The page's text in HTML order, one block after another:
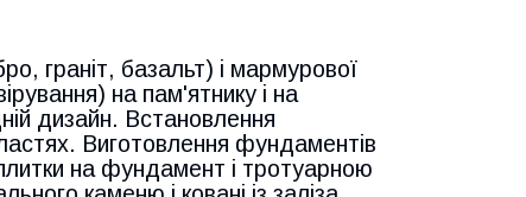
граніт, базальт) і мармурової
на пам'ятнику і на
дизайн. Встановлення
Виготовлення фундаментів
на фундамент і тротуарною